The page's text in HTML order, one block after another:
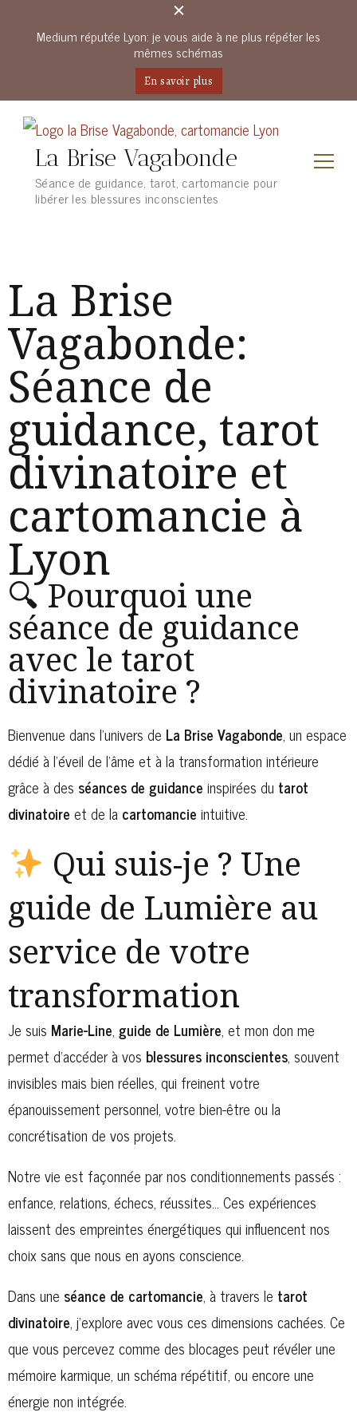
Medium réputée Lyon: je vous aide à ne plus répéter les
mêmes schémas
En savoir plus
La Brise Vagabonde
Séance de guidance, tarot, cartomancie pour
libérer les blessures inconscientes
La Brise
Vagabonde:
Séance de
guidance, tarot
divinatoire et
cartomancie à
Lyon
🔍 Pourquoi une
séance de guidance
avec le tarot
divinatoire ?
Bienvenue dans l’univers de La Brise Vagabonde, un espace
dédié à l’éveil de l’âme et à la transformation intérieure
grâce à des séances de guidance inspirées du tarot
divinatoire et de la cartomancie intuitive.
Qui suis-je ? Une
guide de Lumière au
service de votre
transformation
Je suis Marie-Line, guide de Lumière, et mon don me
permet d’accéder à vos blessures inconscientes, souvent
invisibles mais bien réelles, qui freinent votre
épanouissement personnel, votre bien-être ou la
concrétisation de vos projets.
Notre vie est façonnée par nos conditionnements passés :
enfance, relations, échecs, réussites… Ces expériences
laissent des empreintes énergétiques qui influencent nos
choix sans que nous en ayons conscience.
Dans une séance de cartomancie, à travers le tarot
divinatoire, j’explore avec vous ces dimensions cachées. Ce
que vous percevez comme des blocages peut révéler une
mémoire karmique, un schéma répétitif, ou encore une
énergie non intégrée.